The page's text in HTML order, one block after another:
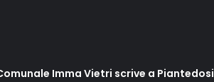
Imma Vietri scrive a Piantedosi